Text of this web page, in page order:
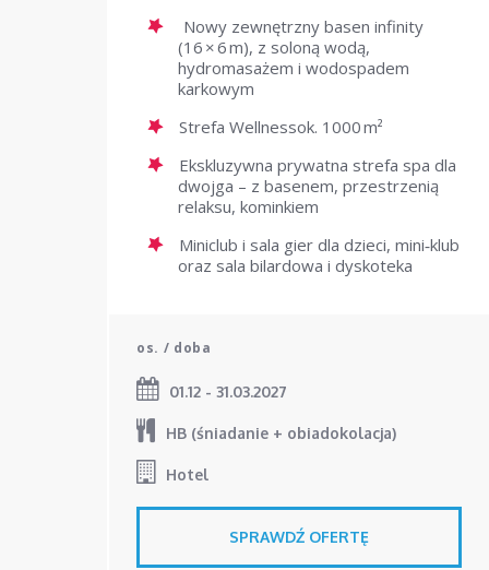
Nowy zewnętrzny basen infinity
(16 × 6 m), z soloną wodą,
hydromasażem i wodospadem
karkowym
Strefa Wellnessok. 1000 m²
Ekskluzywna prywatna strefa spa dla
dwojga – z basenem, przestrzenią
relaksu, kominkiem
Miniclub i sala gier dla dzieci, mini‑klub
oraz sala bilardowa i dyskoteka
os. / doba
01.12 - 31.03.2027
HB (śniadanie + obiadokolacja)
Hotel
SPRAWDŹ OFERTĘ